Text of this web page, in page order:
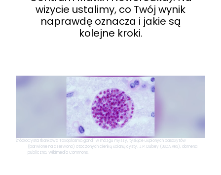
wizycie ustalimy, co Twój wynik
naprawdę oznacza i jakie są
kolejne kroki.
ŹródłoCysta tkankowa Toxoplasma gondii w mózgu myszy, tysiące uśpionych pasożytów
(barwione na czerwono) otoczonych cienką ścianą cysty. J.P. Dubey (USDA ARS), domena
publiczna, Wikimedia Commons.